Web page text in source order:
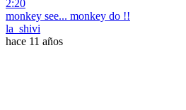
2:20
monkey see... monkey do !!
la_shivi
hace 11 años